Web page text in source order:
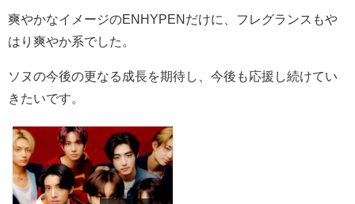
爽やかなイメージのENHYPEN だけに、フレグランスもや
はり爽やか系でした。
ソヌの今後の更なる成長を期待し、今後も応援し続けてい
きたいです。